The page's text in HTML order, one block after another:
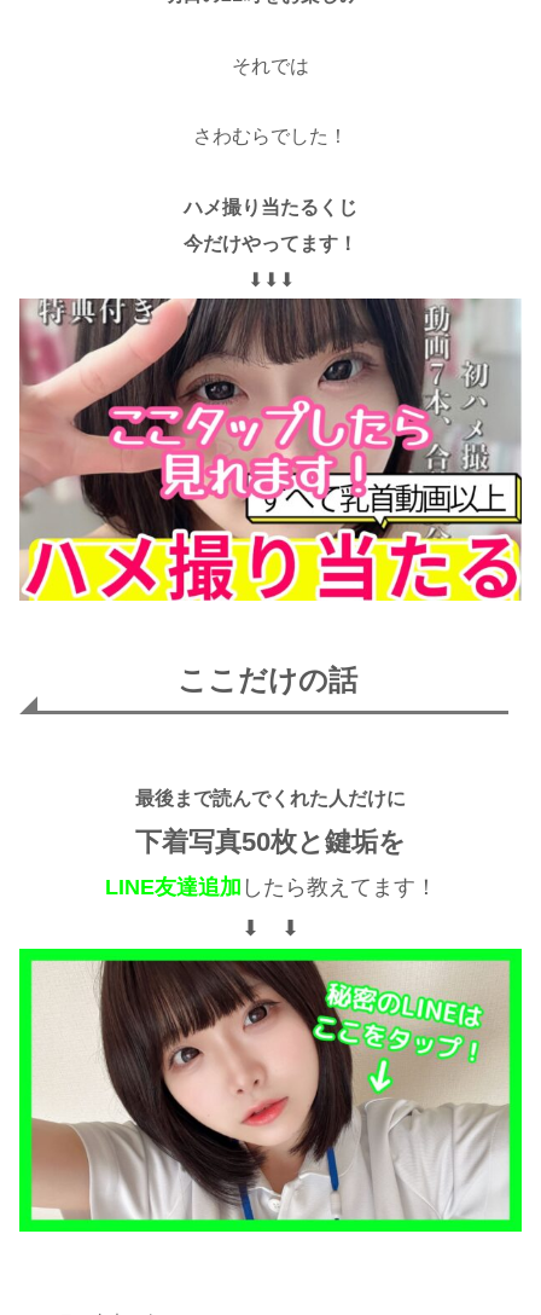
それでは
さわむらでした！
ハメ撮り当たるくじ
今だけやってます！
⬇︎⬇︎⬇︎
ここだけの話
最後まで読んでくれた人だけに
下着写真50枚と鍵垢を
LINE友達追加 したら教えてます！
⬇︎ ⬇︎